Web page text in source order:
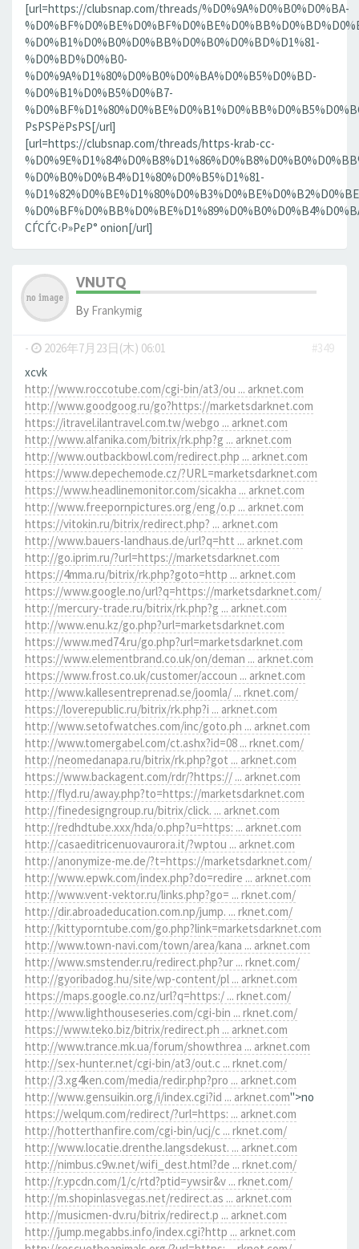
[url=https://clubsnap.com/threads/%D0%9A%D0%B0%D0%BA-
%D0%B1%D0%B0%D0%BB%D0%B0%D0%BD%D1%81-
%D0%BD%D0%B0-
%D0%9A%D1%80%D0%B0%D0%BA%D0%B5%D0%BD-
%D0%B1%D0%B5%D0%B7-
РѕРЅРёРѕРЅ[/url]
[url=https://clubsnap.com/threads/https-krab-cc-
%D0%B0%D0%B4%D1%80%D0%B5%D1%81-
СЃСЃС‹Р»РєР° onion[/url]
VNUTQ
By Frankymig
- 2026年7月23日(木) 06:01
#349
xcvk
http://www.roccotube.com/cgi-bin/at3/ou ... arknet.com
http://www.goodgoog.ru/go?https://marketsdarknet.com
https://itravel.ilantravel.com.tw/webgo ... arknet.com
http://www.alfanika.com/bitrix/rk.php?g ... arknet.com
http://www.outbackbowl.com/redirect.php ... arknet.com
https://www.depechemode.cz/?URL=marketsdarknet.com
https://www.headlinemonitor.com/sicakha ... arknet.com
http://www.freepornpictures.org/eng/o.p ... arknet.com
https://vitokin.ru/bitrix/redirect.php? ... arknet.com
http://www.bauers-landhaus.de/url?q=htt ... arknet.com
http://go.iprim.ru/?url=https://marketsdarknet.com
https://4mma.ru/bitrix/rk.php?goto=http ... arknet.com
https://www.google.no/url?q=https://marketsdarknet.com/
http://mercury-trade.ru/bitrix/rk.php?g ... arknet.com
http://www.enu.kz/go.php?url=marketsdarknet.com
https://www.med74.ru/go.php?url=marketsdarknet.com
https://www.elementbrand.co.uk/on/deman ... arknet.com
https://www.frost.co.uk/customer/accoun ... arknet.com
http://www.kallesentreprenad.se/joomla/ ... rknet.com/
https://loverepublic.ru/bitrix/rk.php?i ... arknet.com
http://www.setofwatches.com/inc/goto.ph ... arknet.com
http://www.tomergabel.com/ct.ashx?id=08 ... rknet.com/
http://neomedanapa.ru/bitrix/rk.php?got ... arknet.com
https://www.backagent.com/rdr/?https:// ... arknet.com
http://flyd.ru/away.php?to=https://marketsdarknet.com
http://finedesigngroup.ru/bitrix/click. ... arknet.com
http://redhdtube.xxx/hda/o.php?u=https: ... arknet.com
http://casaeditricenuovaurora.it/?wptou ... arknet.com
http://anonymize-me.de/?t=https://marketsdarknet.com/
http://www.epwk.com/index.php?do=redire ... arknet.com
http://www.vent-vektor.ru/links.php?go= ... rknet.com/
http://dir.abroadeducation.com.np/jump. ... rknet.com/
http://kittyporntube.com/go.php?link=marketsdarknet.com
http://www.town-navi.com/town/area/kana ... arknet.com
http://www.smstender.ru/redirect.php?ur ... rknet.com/
http://gyoribadog.hu/site/wp-content/pl ... arknet.com
https://maps.google.co.nz/url?q=https:/ ... rknet.com/
http://www.lighthouseseries.com/cgi-bin ... rknet.com/
https://www.teko.biz/bitrix/redirect.ph ... arknet.com
http://www.trance.mk.ua/forum/showthrea ... arknet.com
http://sex-hunter.net/cgi-bin/at3/out.c ... rknet.com/
http://3.xg4ken.com/media/redir.php?pro ... arknet.com
http://www.gensuikin.org/i/index.cgi?id ... arknet.com">no
https://welqum.com/redirect/?url=https: ... arknet.com
http://hotterthanfire.com/cgi-bin/ucj/c ... rknet.com/
http://www.locatie.drenthe.langsdekust. ... arknet.com
http://nimbus.c9w.net/wifi_dest.html?de ... rknet.com/
http://r.ypcdn.com/1/c/rtd?ptid=ywsir&v ... rknet.com/
http://m.shopinlasvegas.net/redirect.as ... arknet.com
http://musicmen-dv.ru/bitrix/redirect.p ... arknet.com
http://jump.megabbs.info/index.cgi?http ... arknet.com